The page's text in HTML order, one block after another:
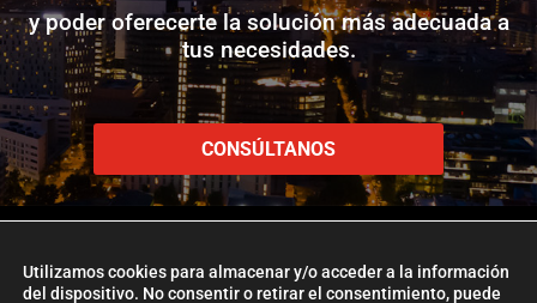
y poder oferecerte la solución más adecuada a
tus necesidades.
CONSÚLTANOS
Utilizamos cookies para almacenar y/o acceder a la información
del dispositivo. No consentir o retirar el consentimiento, puede